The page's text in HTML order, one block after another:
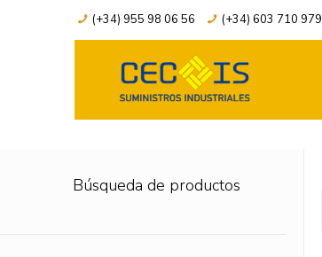
(+34) 955 98 06 56 (+34) 603 710 979
Búsqueda de productos